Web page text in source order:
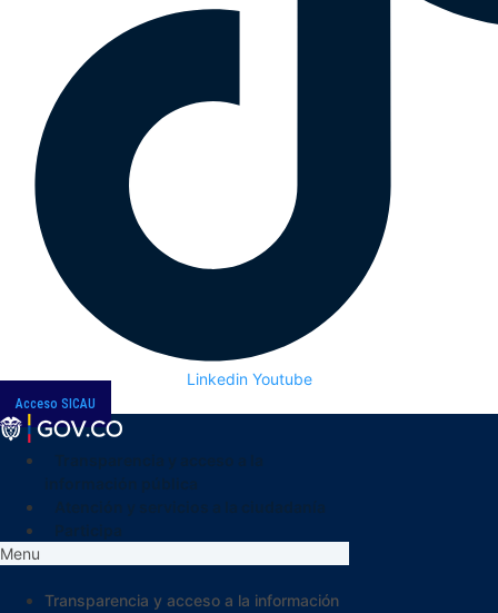
Linkedin Youtube
Acceso SICAU
Menu
Transparencia y acceso a la información